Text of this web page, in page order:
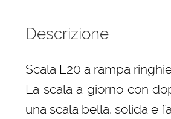
Descrizione
Scala L20 a rampa
La scala a giorno con
una scala bella, solida e